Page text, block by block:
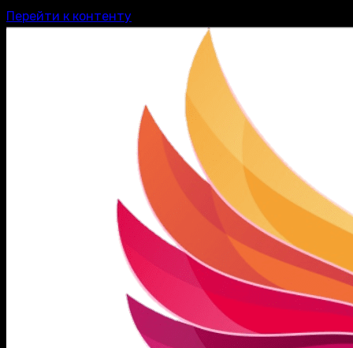
Перейти к контенту